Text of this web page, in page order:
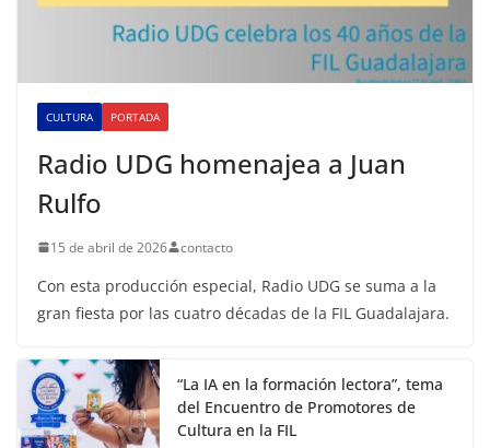
CULTURA PORTADA
Radio UDG homenajea a Juan
Rulfo
15 de abril de 2026 contacto
Con esta producción especial, Radio UDG se suma a la
gran fiesta por las cuatro décadas de la FIL Guadalajara.
“La IA en la formación lectora”, tema
del Encuentro de Promotores de
Cultura en la FIL